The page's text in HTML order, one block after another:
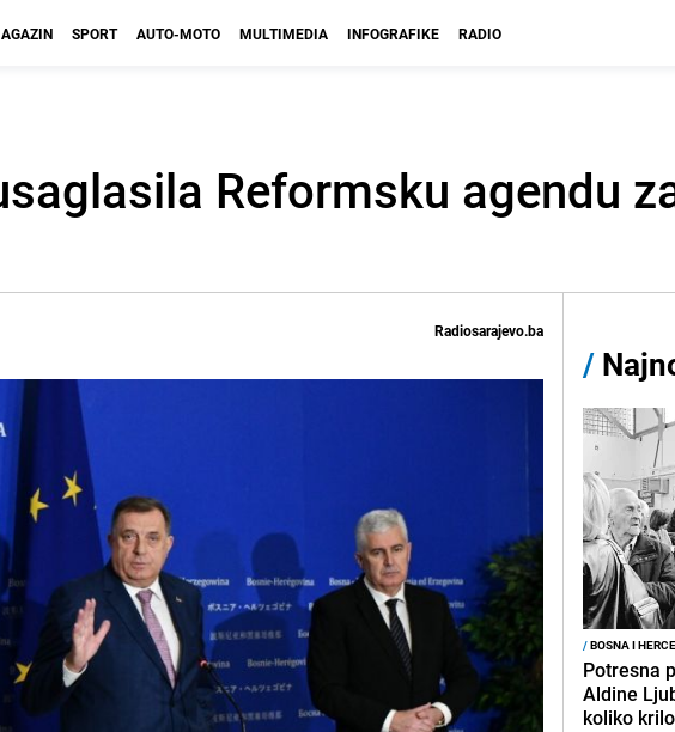
SPORT AUTO-MOTO MULTIMEDIA INFOGRAFIKE RADIO
Reformsku agendu
Radiosarajevo.ba
/
/BOSNA I
Potresna
Aldine
koliko